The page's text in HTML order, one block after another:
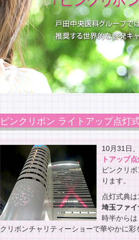
ピンクリボン ライトアップ点灯
10月31日、
トアップ
ピンクリ
ります。
点灯式典
埼玉ファイ
時半から
クリボンチャリティーショーで華やかに彩